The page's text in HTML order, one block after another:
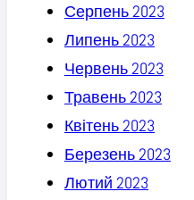
Серпень 2023
Липень 2023
Червень 2023
Травень 2023
Квітень 2023
Березень 2023
Лютий 2023